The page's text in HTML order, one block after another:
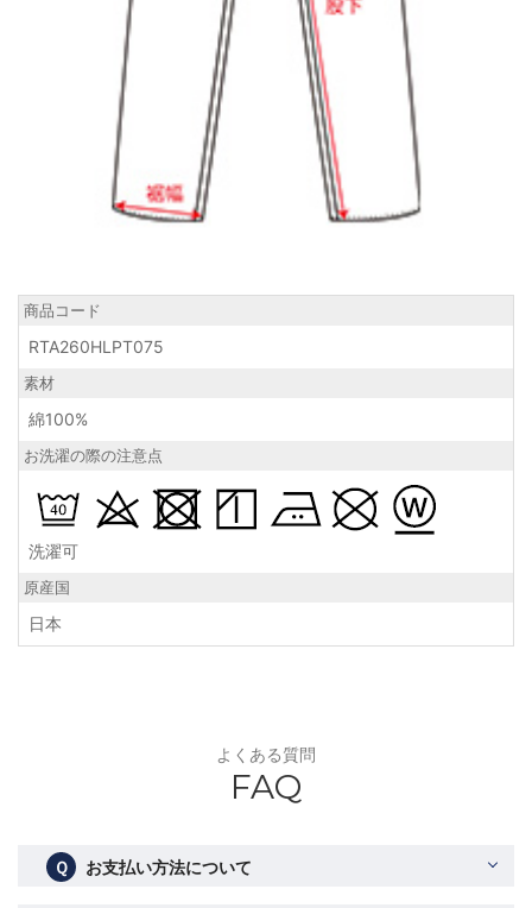
商品コード
RTA260HLPT075
素材
綿100%
お洗濯の際の注意点
洗濯可
原産国
日本
よくある質問
FAQ
Ｑ お支払い方法について